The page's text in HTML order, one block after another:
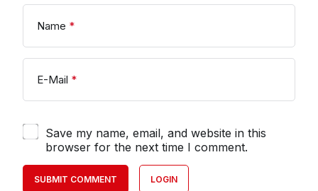
Name *
E-Mail *
Save my name, email, and website in this
browser for the next time I comment.
SUBMIT COMMENT LOGIN